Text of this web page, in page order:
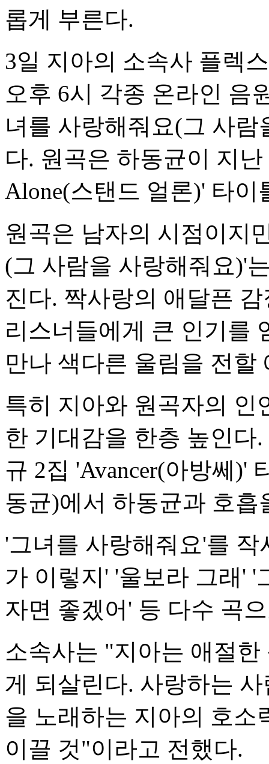
롭게 부른다.
3일 지아의 소속사 플렉
오후 6시 각종 온라인 음
녀를 사랑해줘요(그 사
다. 원곡은 하동균이 지
Alone(스탠드 얼론)' 타
원곡은 남자의 시점이지
(그 사람을 사랑해줘요)'
진다. 짝사랑의 애달픈
리스너들에게 큰 인기를
만나 색다른 울림을 전할
특히 지아와 원곡자의 인
한 기대감을 한층 높인다
규 2집 'Avancer(아방쎄)'
동균)에서 하동균과 호흡
'그녀를 사랑해줘요'를
가 이렇지' '울보라 그래' '
자면 좋겠어' 등 다수 곡
소속사는 "지아는 애절
게 되살린다. 사랑하는
을 노래하는 지아의 호소
이끌 것"이라고 전했다.